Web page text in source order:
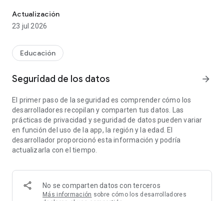
que han sido creados para ayudar a los docentes a gestionar
su tiempo de manera más eficiente y que puedan enfocarse
en la tarea principal de enseñar a sus estudiantes.
del docente, el del estudiante y el del padre de familia. Cada
uno está diseñado para ayudarlos en su rol dentro del
Además de ser un contenedor de los componentes digitales,
gestión educativa que les permite acceder a tareas,
mensajes y recordatorios y controlar la asistencia de los
estudiantes, para estar al tanto de su progreso.
Santillana Práctica cuenta con un sistema de notificaciones
para que los participantes principales (docentes, estudiantes
y padres de familia) estén comunicados y al tanto de las
del proceso educativo. De esta forma, todos pueden conocer
en tiempo real el progreso del estudiante y actuar
consecuentemente para mejorar su proceso de aprendizaje.
Actualización
23 jul 2026
Educación
Seguridad de los datos arrow_forward
El primer paso de la seguridad es comprender cómo los
desarrolladores recopilan y comparten tus datos. Las
prácticas de privacidad y seguridad de datos pueden variar
en función del uso de la app, la región y la edad. El
desarrollador proporcionó esta información y podría
actualizarla con el tiempo.
No se comparten datos con terceros
Más información sobre cómo los desarrolladores